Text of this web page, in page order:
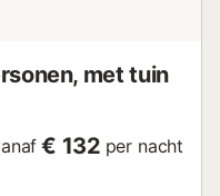
met tuin
€ 132 per nacht